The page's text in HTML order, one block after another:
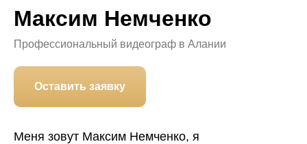
Максим Немченко
Профессиональный видеограф в Алании
Оставить заявку
Меня зовут Максим Немченко, я